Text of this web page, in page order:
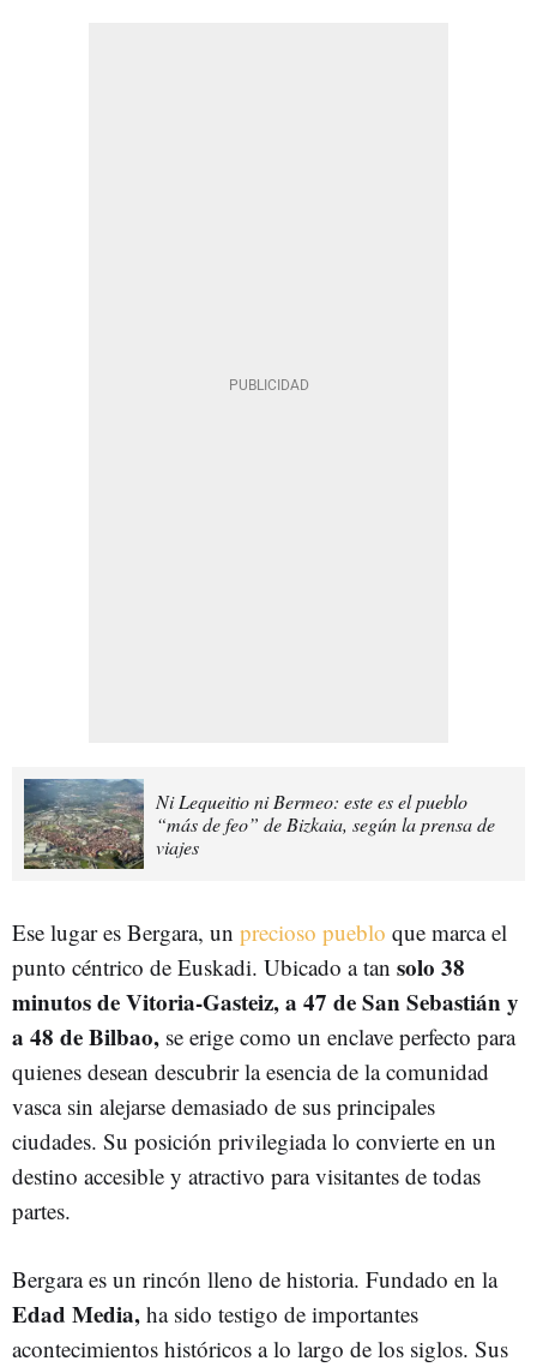
Ni Lequeitio ni Bermeo: este es el pueblo
“más de feo” de Bizkaia, según la prensa de
viajes
Ese lugar es Bergara, un precioso pueblo que marca el
punto céntrico de Euskadi. Ubicado a tan solo 38
minutos de Vitoria-Gasteiz, a 47 de San Sebastián y
a 48 de Bilbao, se erige como un enclave perfecto para
quienes desean descubrir la esencia de la comunidad
vasca sin alejarse demasiado de sus principales
ciudades. Su posición privilegiada lo convierte en un
destino accesible y atractivo para visitantes de todas
partes.
Bergara es un rincón lleno de historia. Fundado en la
Edad Media, ha sido testigo de importantes
acontecimientos históricos a lo largo de los siglos. Sus